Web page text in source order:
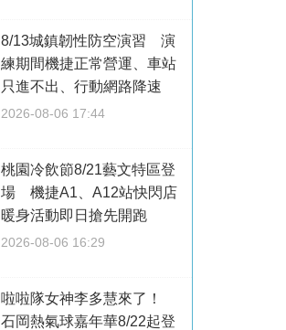
8/13城鎮韌性防空演習 演
練期間機捷正常營運、車站
只進不出、行動網路降速
2026-08-06 17:44
桃園冷飲節8/21藝文特區登
場 機捷A1、A12站快閃店
暖身活動即日搶先開跑
2026-08-06 16:29
啦啦隊女神李多慧來了！
石岡熱氣球嘉年華8/22起登